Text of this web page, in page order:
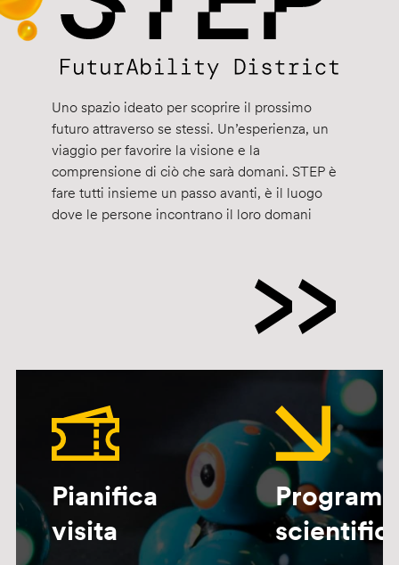
Uno spazio ideato per scoprire il prossimo
futuro attraverso se stessi. Un’esperienza, un
viaggio per favorire la visione e la
comprensione di ciò che sarà domani. STEP è
fare tutti insieme un passo avanti, è il luogo
dove le persone incontrano il loro domani
Pianifica
visita